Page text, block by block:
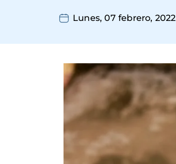
Lunes, 07 febrero, 2022